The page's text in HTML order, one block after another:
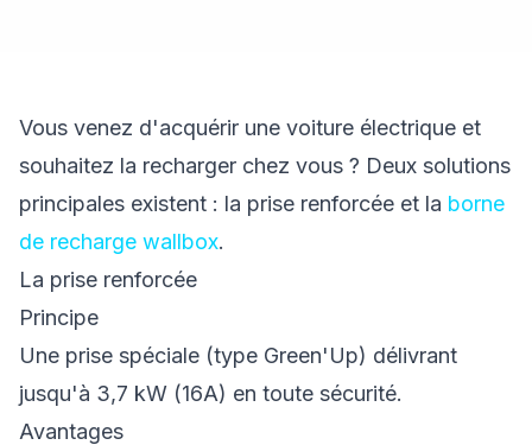
Vous venez d'acquérir une voiture électrique et
souhaitez la recharger chez vous ? Deux solutions
principales existent : la prise renforcée et la borne
de recharge wallbox.
La prise renforcée
Principe
Une prise spéciale (type Green'Up) délivrant
jusqu'à 3,7 kW (16A) en toute sécurité.
Avantages